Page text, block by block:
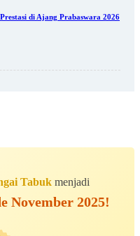
di Ajang Prabaswara 2026
Tabuk menjadi
November 2025!